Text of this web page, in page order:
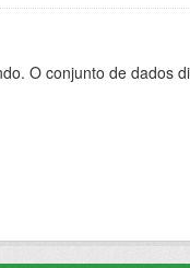
O conjunto de dados